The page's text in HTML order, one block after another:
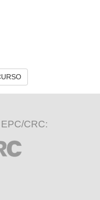
CRC: